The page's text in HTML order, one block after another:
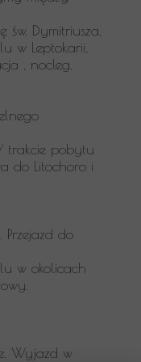
św. Dymitriusza.
w Leptokarii,
, nocleg.
trakcie pobytu
do Litochoro i
Przejazd do
w okolicach
Wyjazd w